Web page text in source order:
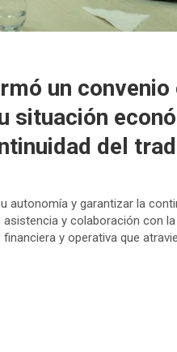
un convenio
situación
del
y garantizar la
y colaboración con
y operativa que